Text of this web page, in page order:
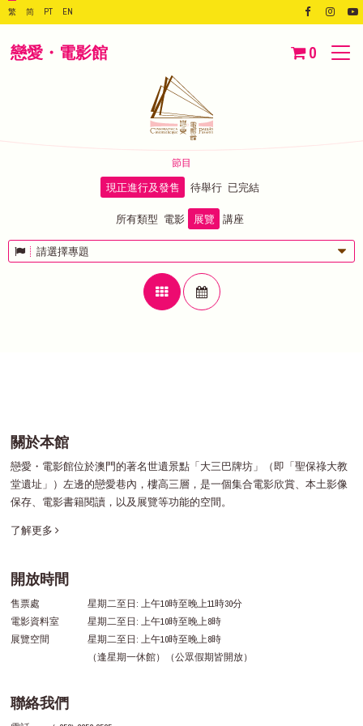
繁 简 PT EN
戀愛・電影館 0
節目
現正進行及發售 待舉行 已完結
所有類型 電影 展覽 講座
請選擇專題
關於本館
戀愛・電影館位於澳門的著名世遺景點「大三巴牌坊」（即「聖保祿大教
堂遺址」）左邊的戀愛巷內，樓高三層，是一個集合電影欣賞、本土影像
保存、電影書籍閱讀，以及展覽等功能的空間。
了解更多
開放時間
售票處
星期二至日: 上午10時至晚上11時30分
電影資料室
星期二至日: 上午10時至晚上8時
展覽空間
星期二至日: 上午10時至晚上8時
（逢星期一休館）（公眾假期皆開放）
聯絡我們